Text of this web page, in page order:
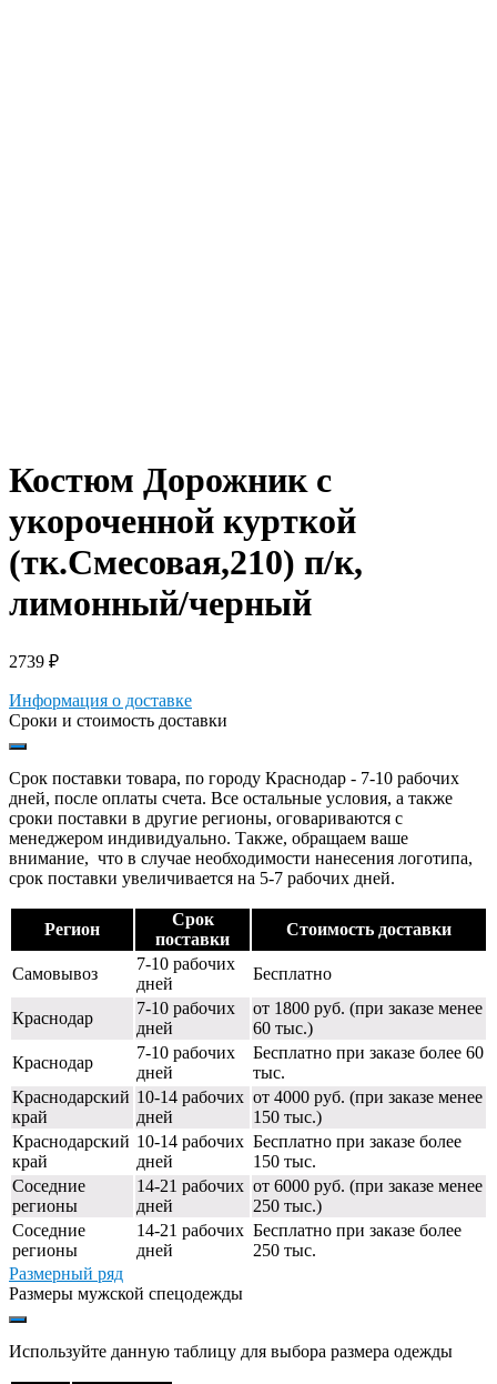
Костюм Дорожник с
укороченной курткой
(тк.Смесовая,210) п/к,
лимонный/черный
2739 ₽
Информация о доставке
Сроки и стоимость доставки
Срок поставки товара, по городу Краснодар - 7-10 рабочих
дней, после оплаты счета. Все остальные условия, а также
сроки поставки в другие регионы, оговариваются с
менеджером индивидуально. Также, обращаем ваше
внимание, что в случае необходимости нанесения логотипа,
срок поставки увеличивается на 5-7 рабочих дней.
Регион
Срок
поставки
Стоимость доставки
Самовывоз
7-10 рабочих
дней
Бесплатно
Краснодар
7-10 рабочих
дней
от 1800 руб. (при заказе менее
60 тыс.)
Краснодар
7-10 рабочих
дней
Бесплатно при заказе более 60
тыс.
Краснодарский
край
10-14 рабочих
дней
от 4000 руб. (при заказе менее
150 тыс.)
Краснодарский
край
10-14 рабочих
дней
Бесплатно при заказе более
150 тыс.
Соседние
регионы
14-21 рабочих
дней
от 6000 руб. (при заказе менее
250 тыс.)
Соседние
регионы
14-21 рабочих
дней
Бесплатно при заказе более
250 тыс.
Размерный ряд
Размеры мужской спецодежды
Используйте данную таблицу для выбора размера одежды